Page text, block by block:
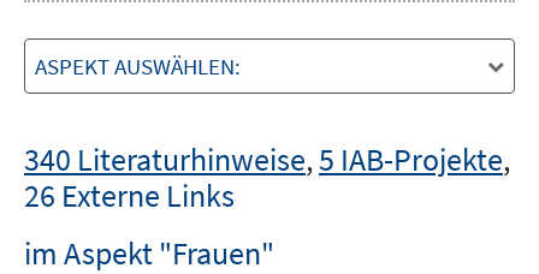
ASPEKT AUSWÄHLEN:
340 Literaturhinweise,5 IAB-Projekte,
26 Externe Links
im Aspekt "Frauen"